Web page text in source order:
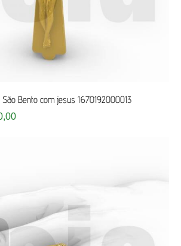
São Bento com jesus 1670192000013